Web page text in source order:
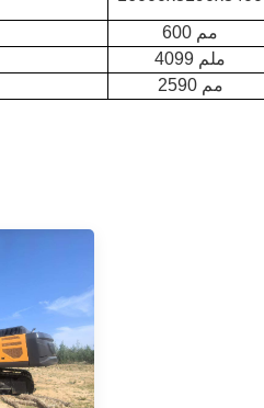
600 مم
4099 ملم
2590 مم